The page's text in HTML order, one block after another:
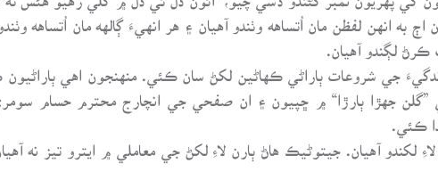
به انهن لفظن مان اُتساهه وٺندو آهيان ۽ هر انهيءَ ڳالهه مان اُتساهه
ڪرڻ لڳندو آهيان.
جي شروعات ٻاراڻي ڪهاڻين لکڻ سان ڪئي. منهنجون اهي ٻاراڻيون
”گلن جهڙا ٻارڙا“ ۾ ڇپيون ۽ ان صفحي جي انچارج محترم حسام
ڪئي.
آهيان. جيتوڻيڪ هاڻ ٻارن لاءِ لکڻ جي معاملي ۾ ايترو تيز نه